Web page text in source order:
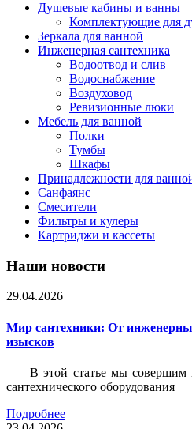
Душевые кабины и ванны
Комплектующие для
Зеркала для ванной
Инженерная сантехника
Водоотвод и слив
Водоснабжение
Воздуховод
Ревизионные люки
Мебель для ванной
Полки
Тумбы
Шкафы
Принадлежности для
Санфаянс
Смесители
Фильтры и кулеры
Картриджи и кассеты
Наши новости
29.04.2026
Мир сантехники: От
изысков
В этой статье мы совершим
сантехнического оборудования
Подробнее